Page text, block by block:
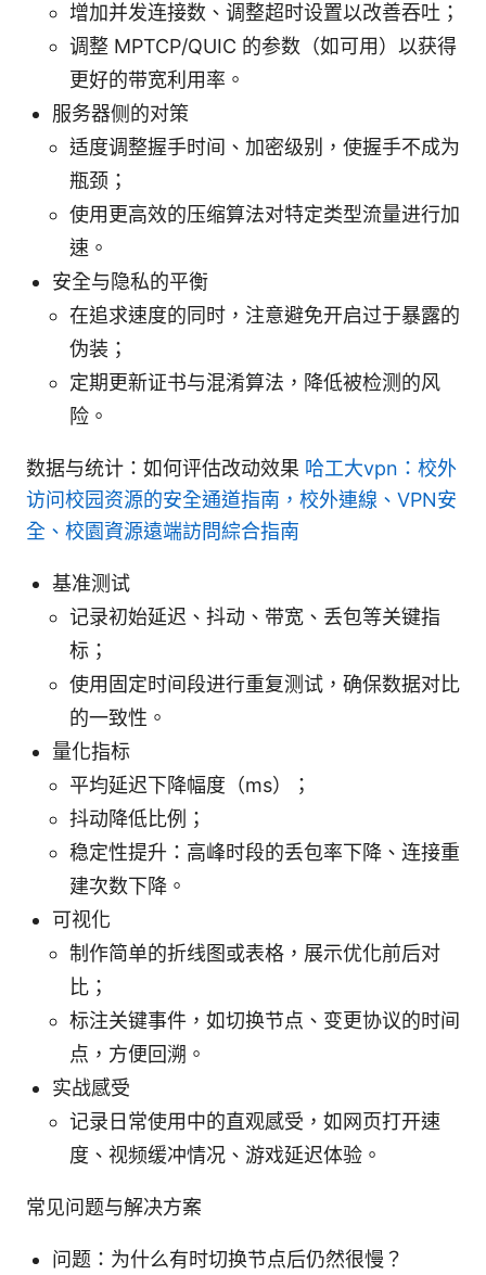
增加并发连接数、调整超时设置以改善吞吐；
调整 MPTCP/QUIC 的参数（如可用）以获得
更好的带宽利用率。
服务器侧的对策
适度调整握手时间、加密级别，使握手不成为
瓶颈；
使用更高效的压缩算法对特定类型流量进行加
速。
安全与隐私的平衡
在追求速度的同时，注意避免开启过于暴露的
伪装；
定期更新证书与混淆算法，降低被检测的风
险。
数据与统计：如何评估改动效果 哈工大vpn：校外
访问校园资源的安全通道指南，校外連線、VPN安
全、校園資源遠端訪問綜合指南
基准测试
记录初始延迟、抖动、带宽、丢包等关键指
标；
使用固定时间段进行重复测试，确保数据对比
的一致性。
量化指标
平均延迟下降幅度（ms）；
抖动降低比例；
稳定性提升：高峰时段的丢包率下降、连接重
建次数下降。
可视化
制作简单的折线图或表格，展示优化前后对
比；
标注关键事件，如切换节点、变更协议的时间
点，方便回溯。
实战感受
记录日常使用中的直观感受，如网页打开速
度、视频缓冲情况、游戏延迟体验。
常见问题与解决方案
问题：为什么有时切换节点后仍然很慢？